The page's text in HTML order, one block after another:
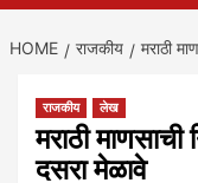
HOME राजकीय मराठी
राजकीय लेख
मराठी माणसाची
दसरा मेळावे